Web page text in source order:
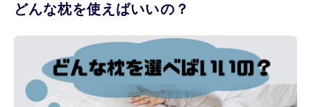
どんな枕を使えばいいの？